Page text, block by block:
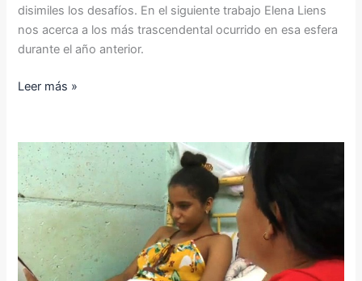
disimiles los desafíos. En el siguiente trabajo Elena Liens
nos acerca a los más trascendental ocurrido en esa esfera
durante el año anterior.
Leer más »
Cuba
garantiza
educación
a
niños
necesidades